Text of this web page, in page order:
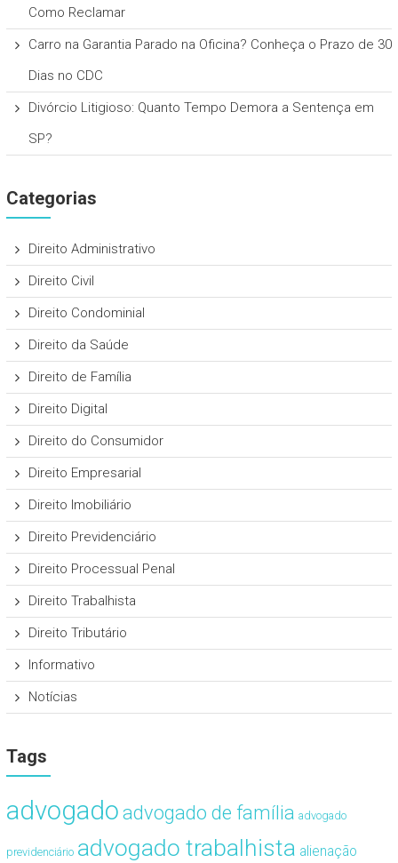
Como Reclamar
Carro na Garantia Parado na Oficina? Conheça o Prazo de 30
Dias no CDC
Divórcio Litigioso: Quanto Tempo Demora a Sentença em
SP?
Categorias
Direito Administrativo
Direito Civil
Direito Condominial
Direito da Saúde
Direito de Família
Direito Digital
Direito do Consumidor
Direito Empresarial
Direito Imobiliário
Direito Previdenciário
Direito Processual Penal
Direito Trabalhista
Direito Tributário
Informativo
Notícias
Tags
advogado advogado de família advogado
previdenciário advogado trabalhista alienação